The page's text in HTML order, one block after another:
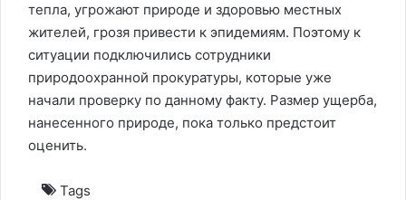
тепла, угрожают природе и здоровью местных
жителей, грозя привести к эпидемиям. Поэтому к
ситуации подключились сотрудники
природоохранной прокуратуры, которые уже
начали проверку по данному факту. Размер ущерба,
нанесенного природе, пока только предстоит
оценить.
Tags